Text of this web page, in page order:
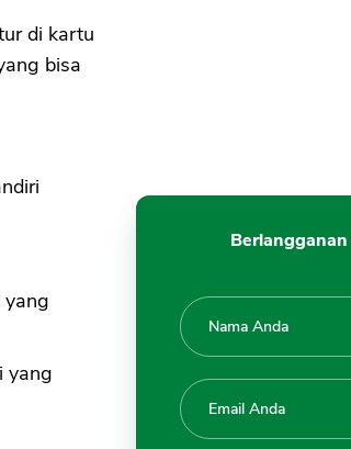
di kartu
bisa
yang
yang